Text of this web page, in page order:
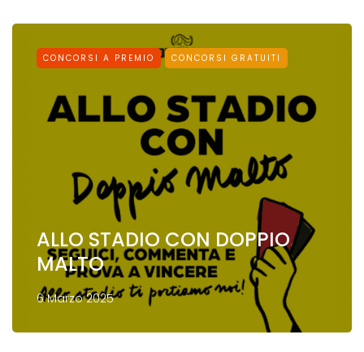
CONCORSI A PREMIO CONCORSI GRATUITI
ALLO STADIO CON DOPPIO
MALTO
6 Marzo 2025